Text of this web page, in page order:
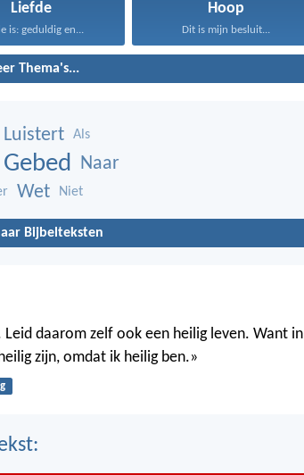
Liefde
is: geduldig en...
Hoop
Dit is mijn besluit...
Thema's...
Luistert Als
Gebed Naar
Wet Niet
Bijbelteksten
daarom zelf ook een heilig leven. Want in
zijn, omdat ik heilig ben.»